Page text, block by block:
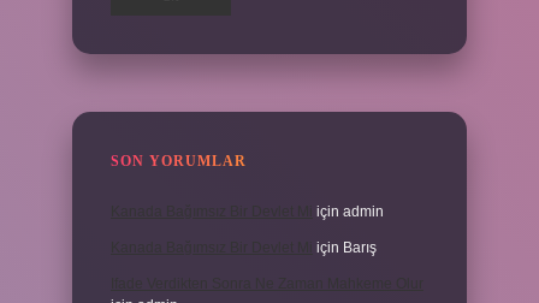
SON YORUMLAR
için admin
için Barış